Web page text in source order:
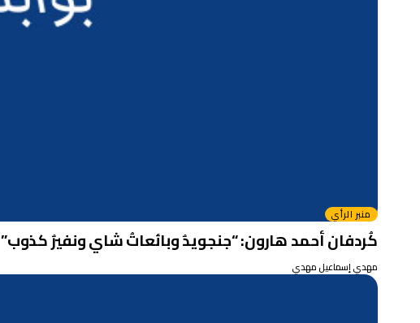
منبر الرأي
كُردفان أحمد هارون: “جنجويدٌ وبائعاتُ شاي ونفيرٌ كذوب” 3/3 .. بقلم: مهدي إسماعيل مهدي
مهدي إسماعيل مهدي